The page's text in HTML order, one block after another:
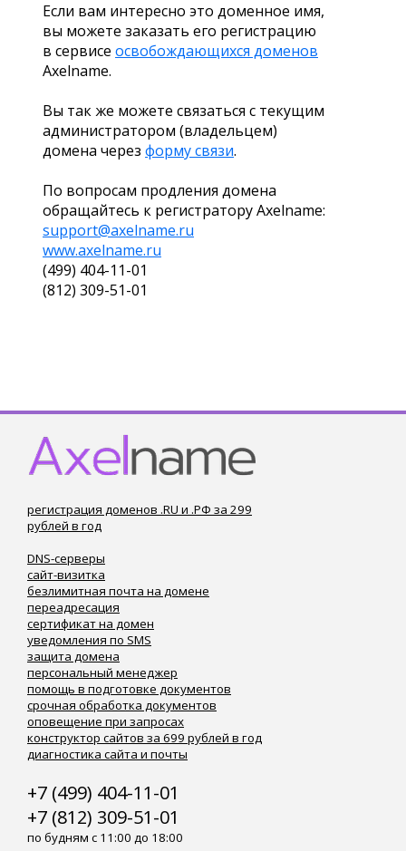
Если вам интересно это доменное имя,
вы можете заказать его регистрацию
в сервисе освобождающихся доменов
Axelname.
Вы так же можете связаться с текущим
администратором (владельцем)
домена через форму связи.
По вопросам продления домена
обращайтесь к регистратору Axelname:
support@axelname.ru
www.axelname.ru
(499) 404-11-01
(812) 309-51-01
регистрация доменов .RU и .РФ за 299
рублей в год
DNS-серверы
сайт-визитка
безлимитная почта на домене
переадресация
сертификат на домен
уведомления по SMS
защита домена
персональный менеджер
помощь в подготовке документов
срочная обработка документов
оповещение при запросах
конструктор сайтов за 699 рублей в год
диагностика сайта и почты
+7 (499) 404-11-01
+7 (812) 309-51-01
по будням с 11:00 до 18:00